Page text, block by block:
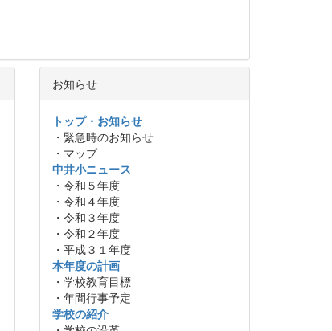
お知らせ
トップ・お知らせ
・緊急時のお知らせ
・マップ
中井小ニュース
・令和５年度
・令和４年度
・令和３年度
・令和２年度
・平成３１年度
本年度の計画
・学校教育目標
・年間行事予定
学校の紹介